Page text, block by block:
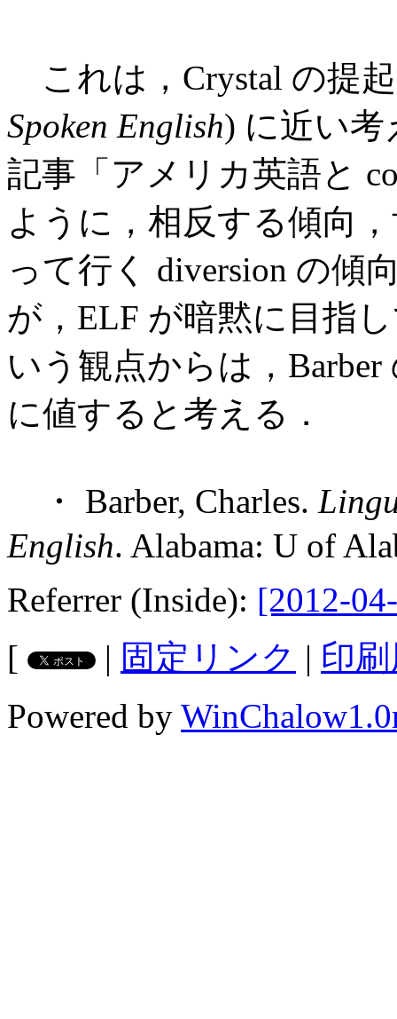
これは，Crystal の提
Spoken English) に近い考
記事「アメリカ英語と
ように，相反する傾向
って行く diversion の傾
が，ELF が暗黙に目指
いう観点からは，
に値すると考える．
・ Barber, Charles.
English. Alabama: U of
Referrer (Inside): [2012-
[
| 固定リンク | 印
Powered by